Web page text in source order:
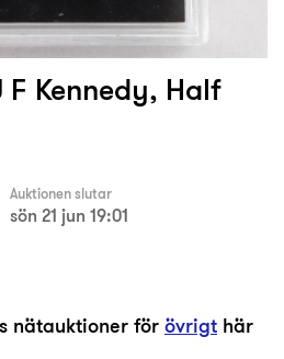
Kennedy, Half
Auktionen slutar
sön 21 jun 19:01
nätauktioner förövrigt här